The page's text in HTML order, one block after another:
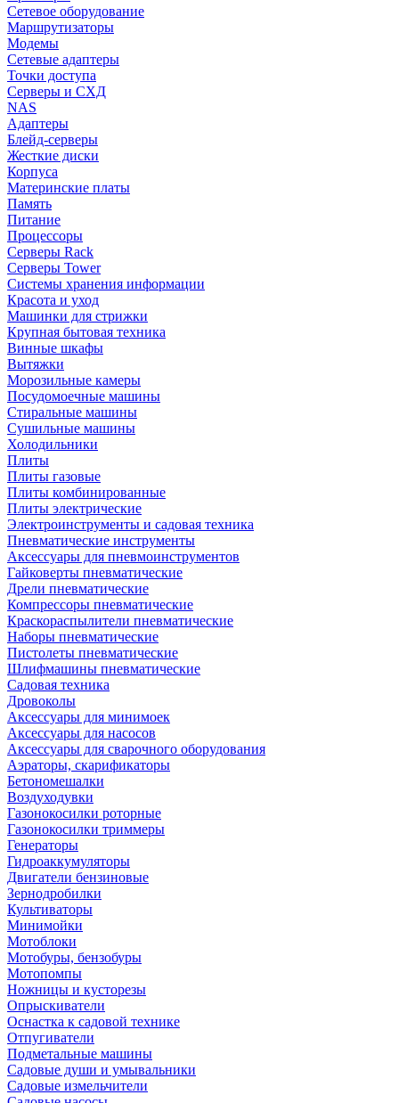
Сетевое оборудование
Маршрутизаторы
Модемы
Сетевые адаптеры
Точки доступа
Серверы и СХД
NAS
Адаптеры
Блейд-серверы
Жесткие диски
Корпуса
Материнские платы
Память
Питание
Процессоры
Серверы Rack
Серверы Tower
Системы хранения информации
Красота и уход
Машинки для стрижки
Крупная бытовая техника
Винные шкафы
Вытяжки
Морозильные камеры
Посудомоечные машины
Стиральные машины
Сушильные машины
Холодильники
Плиты
Плиты газовые
Плиты комбинированные
Плиты электрические
Электроинструменты и садовая техника
Пневматические инструменты
Аксессуары для пневмоинструментов
Гайковерты пневматические
Дрели пневматические
Компрессоры пневматические
Краскораспылители пневматические
Наборы пневматические
Пистолеты пневматические
Шлифмашины пневматические
Садовая техника
Дровоколы
Аксессуары для минимоек
Аксессуары для насосов
Аксессуары для сварочного оборудования
Аэраторы, скарификаторы
Бетономешалки
Воздуходувки
Газонокосилки роторные
Газонокосилки триммеры
Генераторы
Гидроаккумуляторы
Двигатели бензиновые
Зернодробилки
Культиваторы
Минимойки
Мотоблоки
Мотобуры, бензобуры
Мотопомпы
Ножницы и кусторезы
Опрыскиватели
Оснастка к садовой технике
Отпугиватели
Подметальные машины
Садовые души и умывальники
Садовые измельчители